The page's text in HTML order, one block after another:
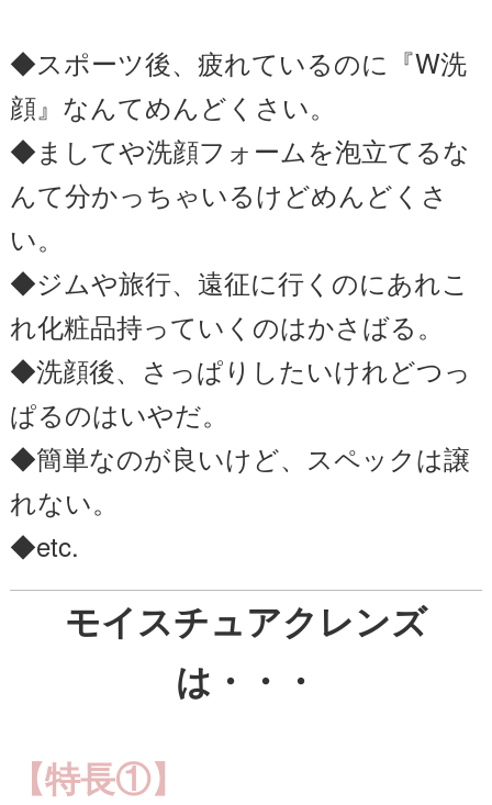
◆スポーツ後、疲れているのに『W洗
顔』なんてめんどくさい。
◆ましてや洗顔フォームを泡立てるな
んて分かっちゃいるけどめんどくさ
い。
◆ジムや旅行、遠征に行くのにあれこ
れ化粧品持っていくのはかさばる。
◆洗顔後、さっぱりしたいけれどつっ
ぱるのはいやだ。
◆簡単なのが良いけど、スペックは譲
れない。
◆etc.
モイスチュアクレンズ
は・・・
【特長①】